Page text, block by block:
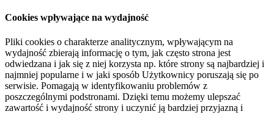
Cookies wpływające na wydajność
Pliki cookies o charakterze analitycznym, wpływającym na
wydajność zbierają informację o tym, jak często strona jest
odwiedzana i jak się z niej korzysta np. które strony są najbardziej i
najmniej popularne i w jaki sposób Użytkownicy poruszają się po
serwisie. Pomagają w identyfikowaniu problemów z
poszczególnymi podstronami. Dzięki temu możemy ulepszać
zawartość i wydajność strony i uczynić ją bardziej przyjazną i